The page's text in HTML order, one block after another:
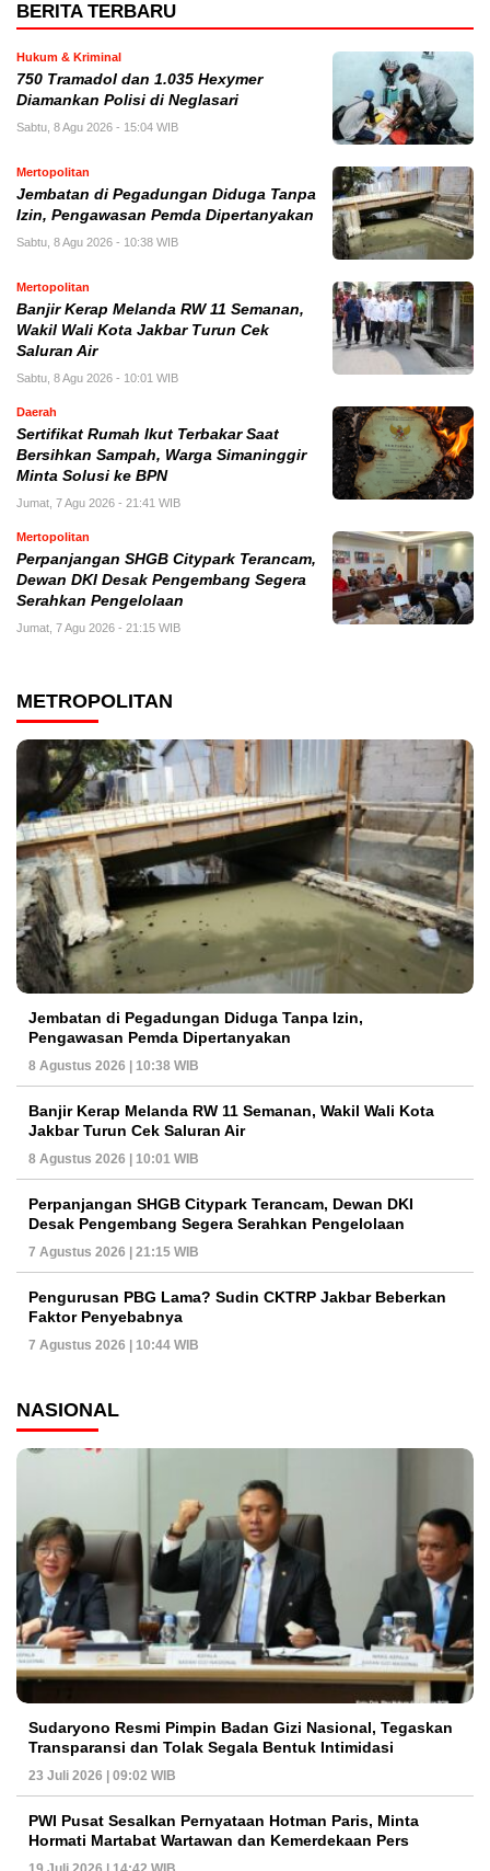
BERITA TERBARU
Hukum & Kriminal
750 Tramadol dan 1.035 Hexymer
Diamankan Polisi di Neglasari
Sabtu, 8 Agu 2026 - 15:04 WIB
Mertopolitan
Jembatan di Pegadungan Diduga Tanpa
Izin, Pengawasan Pemda Dipertanyakan
Sabtu, 8 Agu 2026 - 10:38 WIB
Mertopolitan
Banjir Kerap Melanda RW 11 Semanan,
Wakil Wali Kota Jakbar Turun Cek
Saluran Air
Sabtu, 8 Agu 2026 - 10:01 WIB
Daerah
Sertifikat Rumah Ikut Terbakar Saat
Bersihkan Sampah, Warga Simaninggir
Minta Solusi ke BPN
Jumat, 7 Agu 2026 - 21:41 WIB
Mertopolitan
Perpanjangan SHGB Citypark Terancam,
Dewan DKI Desak Pengembang Segera
Serahkan Pengelolaan
Jumat, 7 Agu 2026 - 21:15 WIB
METROPOLITAN
Jembatan di Pegadungan Diduga Tanpa Izin,
Pengawasan Pemda Dipertanyakan
8 Agustus 2026 | 10:38 WIB
Banjir Kerap Melanda RW 11 Semanan, Wakil Wali Kota
Jakbar Turun Cek Saluran Air
8 Agustus 2026 | 10:01 WIB
Perpanjangan SHGB Citypark Terancam, Dewan DKI
Desak Pengembang Segera Serahkan Pengelolaan
7 Agustus 2026 | 21:15 WIB
Pengurusan PBG Lama? Sudin CKTRP Jakbar Beberkan
Faktor Penyebabnya
7 Agustus 2026 | 10:44 WIB
NASIONAL
Sudaryono Resmi Pimpin Badan Gizi Nasional, Tegaskan
Transparansi dan Tolak Segala Bentuk Intimidasi
23 Juli 2026 | 09:02 WIB
PWI Pusat Sesalkan Pernyataan Hotman Paris, Minta
Hormati Martabat Wartawan dan Kemerdekaan Pers